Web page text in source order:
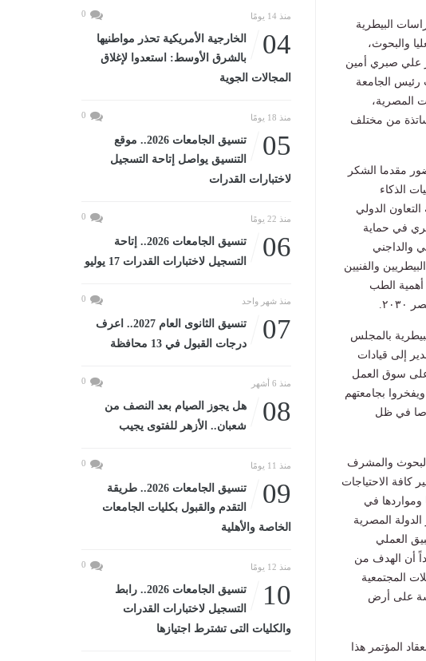
البيطرية
والبحوث،
علي صبري أمين
رئيس الجامعة
المصرية،
من مختلف
مقدما الشكر
الذكاء
الدولي
في حماية
والداجني
والفنيين
أهمية الطب
بالمجلس
إلى قيادات
على سوق العمل
بجامعتهم
في ظل
والمشرف
كافة الاحتياجات
ومواردها في
الدولة المصرية
العملي
والداجنة والسمكية، بما يخدم رؤية مصر ٢٠٣٠، مؤكداً أن الهدف من
المجتمعية
على أرض
المؤتمر هذا
منذ 14 يومًا 0
04
الخارجية الأمريكية تحذر مواطنيها
بالشرق الأوسط: استعدوا لإغلاق
المجالات الجوية
منذ 18 يومًا 0
05
تنسيق الجامعات 2026.. موقع
التنسيق يواصل إتاحة التسجيل
لاختبارات القدرات
منذ 22 يومًا 0
06
تنسيق الجامعات 2026.. إتاحة
التسجيل لاختبارات القدرات 17 يوليو
منذ شهر واحد 0
07
تنسيق الثانوى العام 2027.. اعرف
درجات القبول في 13 محافظة
منذ 6 أشهر 0
08
هل يجوز الصيام بعد النصف من
شعبان.. الأزهر للفتوى يجيب
منذ 11 يومًا 0
09
تنسيق الجامعات 2026.. طريقة
التقدم والقبول بكليات الجامعات
الخاصة والأهلية
منذ 12 يومًا 0
10
تنسيق الجامعات 2026.. رابط
التسجيل لاختبارات القدرات
والكليات التى تشترط اجتيازها